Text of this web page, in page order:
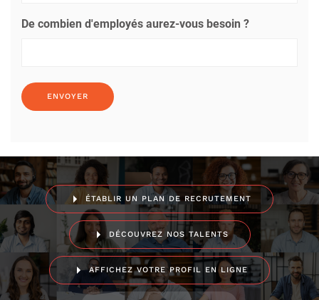
De combien d'employés aurez-vous besoin ?
ÉTABLIR UN PLAN DE RECRUTEMENT
DÉCOUVREZ NOS TALENTS
AFFICHEZ VOTRE PROFIL EN LIGNE